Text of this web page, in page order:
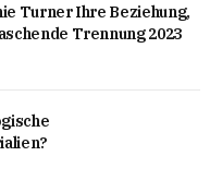
Turner Ihre Beziehung,
Trennung 2023